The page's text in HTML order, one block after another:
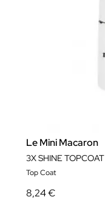
Le Mini Macaron
3X SHINE TOPCOAT
Top Coat
8,24 €